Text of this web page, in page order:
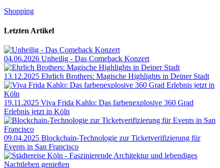
Shopping
Letzten Artikel
04.06.2026 Unheilig - Das Comeback Konzert
13.12.2025 Ehrlich Brothers: Magische Highlights in Deiner Stadt
19.11.2025 Viva Frida Kahlo: Das farbenexplosive 360 Grad
Erlebnis jetzt in Köln
09.04.2025 Blockchain-Technologie zur Ticketverifizierung für
Events in San Francisco